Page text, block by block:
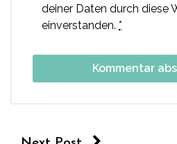
deiner Daten durch diese
einverstanden. *